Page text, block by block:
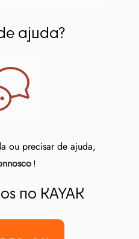
ajuda?
ou precisar de ajuda,
!
no KAYAK